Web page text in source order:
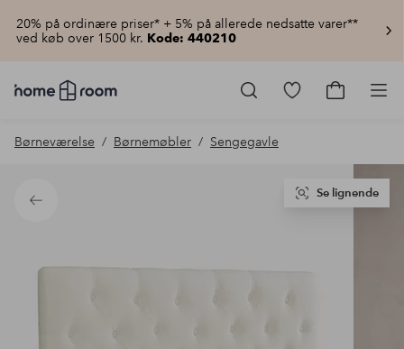
20% på ordinære priser* + 5% på allerede nedsatte varer**
ved køb over 1500 kr. Kode: 440210
Homeroom
–
hjemmet
pris
Gå
Gå
Børneværelse Børnemøbler Sengegavle
Tilbage
Se lignende